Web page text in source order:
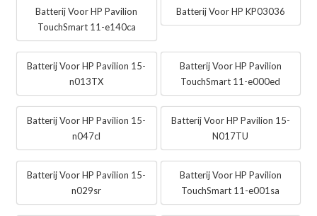
Batterij Voor HP Pavilion
TouchSmart 11-e140ca
Batterij Voor HP KP03036
Batterij Voor HP Pavilion 15-
n013TX
Batterij Voor HP Pavilion
TouchSmart 11-e000ed
Batterij Voor HP Pavilion 15-
n047cl
Batterij Voor HP Pavilion 15-
N017TU
Batterij Voor HP Pavilion 15-
n029sr
Batterij Voor HP Pavilion
TouchSmart 11-e001sa